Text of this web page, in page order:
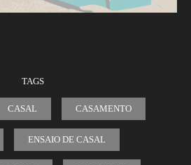
TAGS
CASAL CASAMENTO
ENSAIO DE CASAL